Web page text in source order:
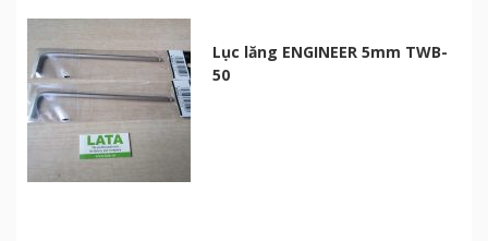
Lục lăng ENGINEER 5mm TWB-
50